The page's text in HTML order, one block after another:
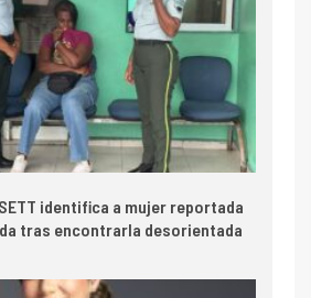
identifica a mujer reportada
tras encontrarla desorientada